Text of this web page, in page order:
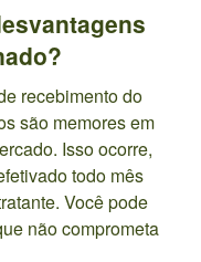
recebimento do
são memores em
Isso ocorre,
todo mês
Você pode
não comprometa